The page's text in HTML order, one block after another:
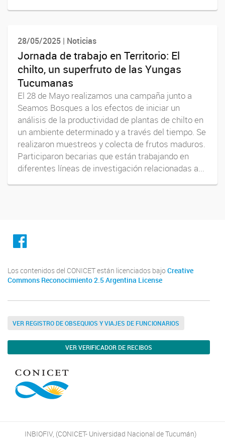
28/05/2025 | Noticias
Jornada de trabajo en Territorio: El
chilto, un superfruto de las Yungas
Tucumanas
El 28 de Mayo realizamos una campaña junto a
Seamos Bosques a los efectos de iniciar un
análisis de la productividad de plantas de chilto en
un ambiente determinado y a través del tiempo. Se
realizaron muestreos y colecta de frutos maduros.
Participaron becarias que están trabajando en
diferentes líneas de investigación relacionadas a...
facebook
Los contenidos del CONICET están licenciados bajo Creative
Commons Reconocimiento 2.5 Argentina License
VER REGISTRO DE OBSEQUIOS Y VIAJES DE FUNCIONARIOS
VER VERIFICADOR DE RECIBOS
INBIOFIV, (CONICET- Universidad Nacional de Tucumán)